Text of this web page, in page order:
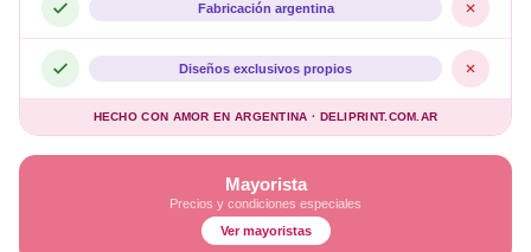
Mayorista
Precios y condiciones especiales
Ver mayoristas
Fabricación argentina
Diseños exclusivos propios
HECHO CON AMOR EN ARGENTINA · DELIPRINT.COM.AR